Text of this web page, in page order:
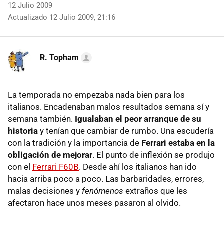
12 Julio 2009
Actualizado 12 Julio 2009, 21:16
R. Topham
La temporada no empezaba nada bien para los
italianos. Encadenaban malos resultados semana sí y
semana también. Igualaban el peor arranque de su
historia y tenían que cambiar de rumbo. Una escudería
con la tradición y la importancia de Ferrari estaba en la
obligación de mejorar. El punto de inflexión se produjo
con el Ferrari F60B. Desde ahí los italianos han ido
hacia arriba poco a poco. Las barbaridades, errores,
malas decisiones y fenómenos extraños que les
afectaron hace unos meses pasaron al olvido.